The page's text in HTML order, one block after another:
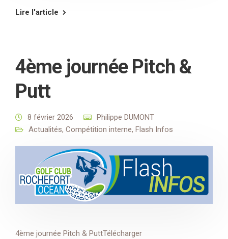
Lire l'article
4ème journée Pitch &
Putt
8 février 2026
Philippe DUMONT
Actualités, Compétition interne, Flash Infos
4ème journée Pitch & PuttTélécharger